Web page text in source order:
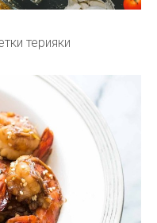
терияки